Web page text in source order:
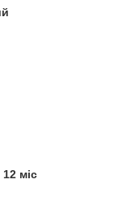
12 міс